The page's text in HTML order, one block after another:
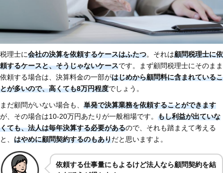
税理士に会社の決算を依頼するケースはふたつ。それは顧問税理士に依
頼するケースと、そうじゃないケースです。まず顧問税理士にそのまま
依頼する場合は、決算料金の一部がはじめから顧問料に含まれているこ
とが多いので、高くても8万円程度でしょう。
まだ顧問がいない場合も、 単発で決算業務を依頼することができます
が、その場合は10-20万円あたりが一般相場です。 もし利益が出ていな
くても、法人は毎年決算する必要があるので、それも踏まえて考える
と、 はやめに顧問契約するのもありだと思いますよ。
依頼する仕事量にもよるけど法人なら顧問契約を結